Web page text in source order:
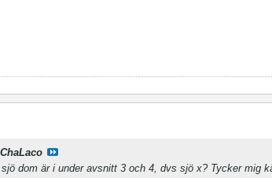
dom är i under avsnitt 3 och 4, dvs sjö x? Tycker mig